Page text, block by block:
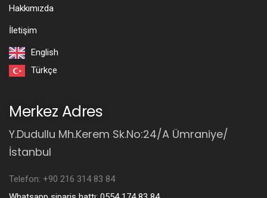
Merkez Adres
Y.Dudullu Mh.Kerem Sk.No:24/A Ümraniye/
İstanbul
Telefon: +90 216 314 83 84
Hakkımızda
İletişim
English
Türkçe